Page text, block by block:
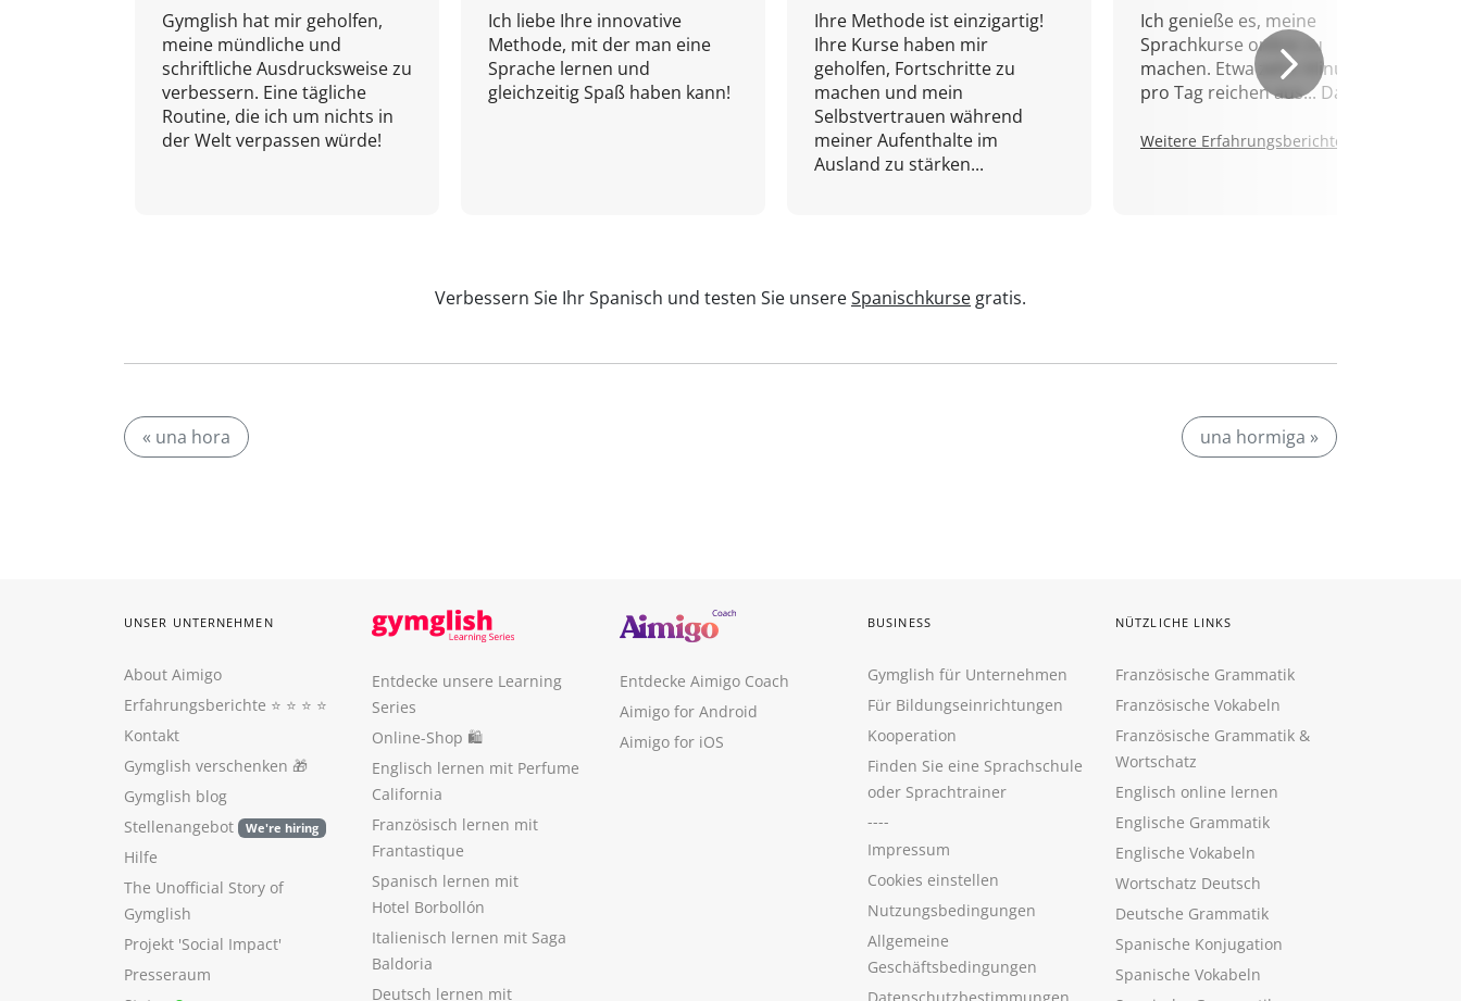
Gymglish hat mir geholfen,
meine mündliche und
schriftliche Ausdrucksweise zu
verbessern. Eine tägliche
Routine, die ich um nichts in
der Welt verpassen würde!
Ich liebe Ihre innovative
Methode, mit der man eine
Sprache lernen und
gleichzeitig Spaß haben kann!
Ihre Methode ist einzigartig!
Ihre Kurse haben mir
geholfen, Fortschritte zu
machen und mein
Selbstvertrauen während
meiner Aufenthalte im
Ausland zu stärken...
Ich genieße es, meine
Sprachkurse online zu
machen. Etwa zehn Minuten
pro Tag reichen aus... Danke!
Weitere Erfahrungsberichte.
Verbessern Sie Ihr Spanisch und testen Sie unsereSpanischkurse gratis.
« una hora una hormiga »
UNSER UNTERNEHMEN
About Aimigo
Erfahrungsberichte ⭐️ ⭐️ ⭐️ ⭐️
Kontakt
Gymglish verschenken 🎁
Gymglish blog
Stellenangebot
We're hiring
Hilfe
The Unofficial Story of
Gymglish
Projekt 'Social Impact'
Presseraum
Entdecke unsere Learning
Series
Online-Shop 🛍
Englisch lernen mit Perfume
California
Französisch lernen mit
Frantastique
Spanisch lernen mit
Hotel Borbollón
Italienisch lernen mit Saga
Baldoria
Deutsch lernen mit
Entdecke Aimigo Coach
Aimigo for Android
Aimigo for iOS
BUSINESS
Gymglish für Unternehmen
Für Bildungseinrichtungen
Kooperation
Finden Sie eine Sprachschule
oder Sprachtrainer
----
Impressum
Cookies einstellen
Nutzungsbedingungen
Allgemeine
Geschäftsbedingungen
NÜTZLICHE LINKS
Französische Grammatik
Französische Vokabeln
Französische Grammatik &
Wortschatz
Englisch online lernen
Englische Grammatik
Englische Vokabeln
Wortschatz Deutsch
Deutsche Grammatik
Spanische Konjugation
Spanische Vokabeln